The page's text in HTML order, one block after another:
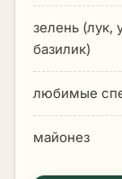
зелень (лук,
базилик)
любимые
майонез